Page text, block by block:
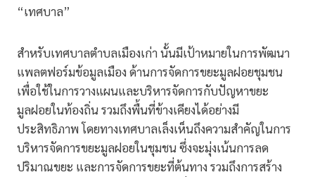
“เทศบาล”
สำหรับเทศบาลตำบลเมืองเก่า นั้นมีเป้าหมายในการพัฒนา
แพลตฟอร์มข้อมูลเมือง ด้านการจัดการขยะมูลฝอยชุมชน
เพื่อใช้ในการวางแผนและบริหารจัดการกับปัญหาขยะ
มูลฝอยในท้องถิ่น รวมถึงพื้นที่ข้างเคียงได้อย่างมี
ประสิทธิภาพ โดยทางเทศบาลเล็งเห็นถึงความสำคัญในการ
บริหารจัดการขยะมูลฝอยในชุมชน ซึ่งจะมุ่งเน้นการลด
ปริมาณขยะ และการจัดการขยะที่ต้นทาง รวมถึงการสร้าง